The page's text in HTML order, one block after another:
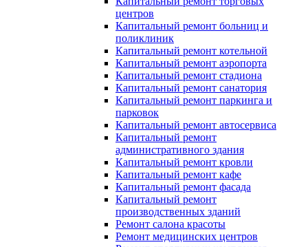
центров
Капитальный ремонт больниц и
поликлиник
Капитальный ремонт котельной
Капитальный ремонт аэропорта
Капитальный ремонт стадиона
Капитальный ремонт санатория
Капитальный ремонт паркинга и
парковок
Капитальный ремонт автосервиса
Капитальный ремонт
административного здания
Капитальный ремонт кровли
Капитальный ремонт кафе
Капитальный ремонт фасада
Капитальный ремонт
производственных зданий
Ремонт салона красоты
Ремонт медицинских центров